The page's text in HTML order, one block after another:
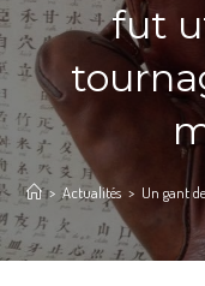
fut
> Actualités > Un gant